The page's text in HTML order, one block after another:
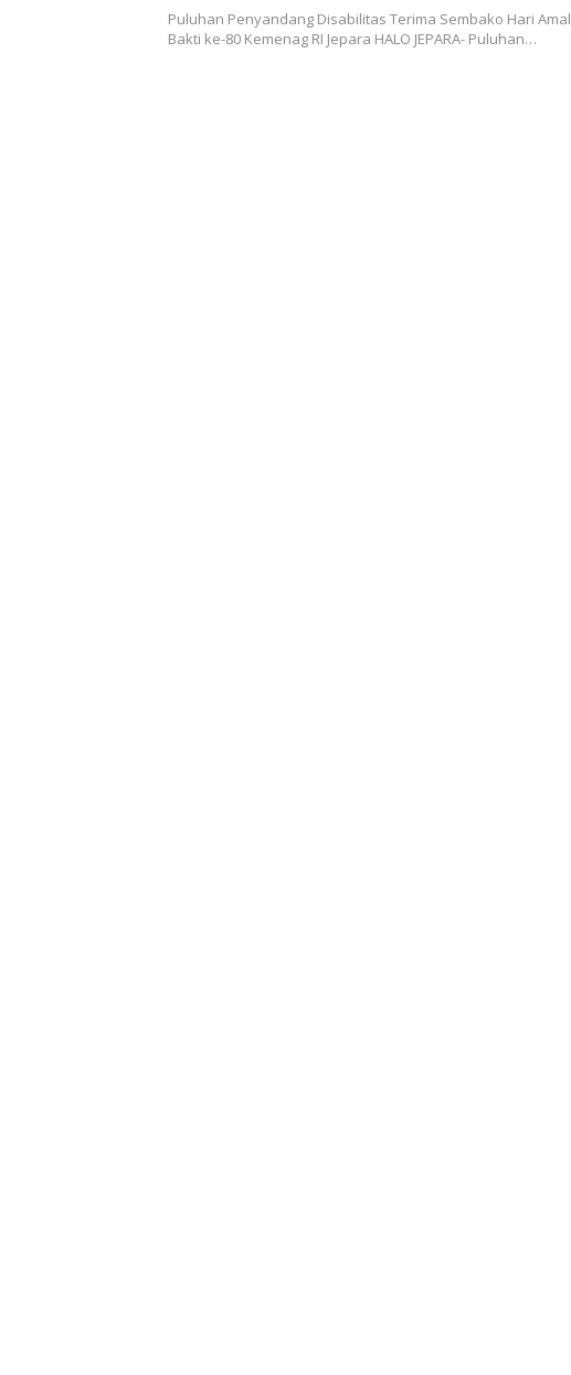
Puluhan Penyandang Disabilitas Terima Sembako Hari Amal
Bakti ke-80 Kemenag RI Jepara HALO JEPARA- Puluhan…